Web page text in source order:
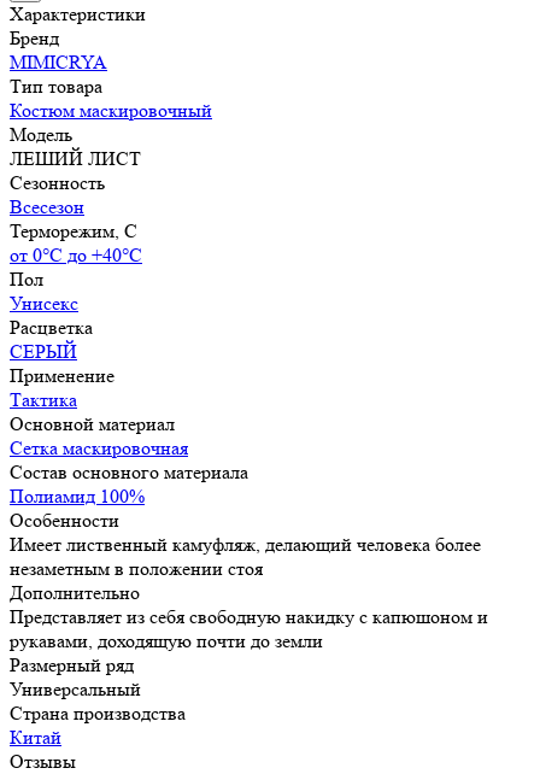
Характеристики
Бренд
MIMICRYA
Тип товара
Костюм маскировочный
Модель
ЛЕШИЙ ЛИСТ
Сезонность
Всесезон
Терморежим, C
от 0°С до +40°С
Пол
Унисекс
Расцветка
СЕРЫЙ
Применение
Тактика
Основной материал
Сетка маскировочная
Состав основного материала
Полиамид 100%
Особенности
Имеет лиственный камуфляж, делающий человека более
незаметным в положении стоя
Дополнительно
Представляет из себя свободную накидку с капюшоном и
рукавами, доходящую почти до земли
Размерный ряд
Универсальный
Страна производства
Китай
Отзывы